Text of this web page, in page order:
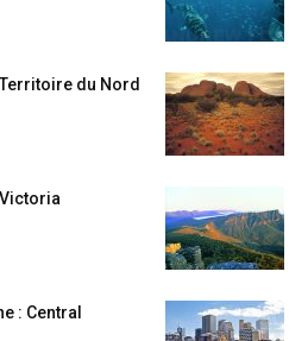
du Nord
: Central